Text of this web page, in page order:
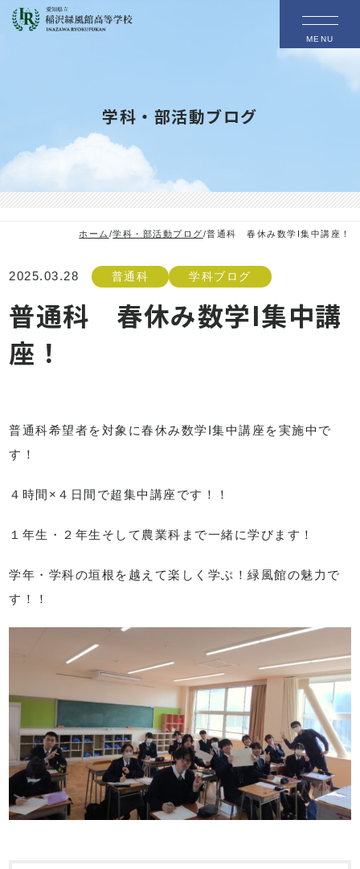
MENU
学科・部活動ブログ
ホーム /学科・部活動ブログ/普通科 春休み数学I集中講座！
2025.03.28 普通科 学科ブログ
普通科 春休み数学I集中講
座！
普通科希望者を対象に春休み数学I集中講座を実施中で
す！
４時間×４日間で超集中講座です！！
１年生・２年生そして農業科まで一緒に学びます！
学年・学科の垣根を越えて楽しく学ぶ！緑風館の魅力で
す！！